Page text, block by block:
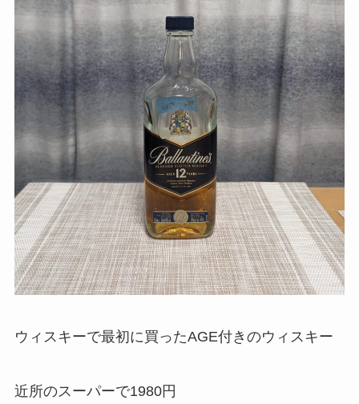
ウィスキーで最初に買ったAGE付きのウィスキー
近所のスーパーで1980円